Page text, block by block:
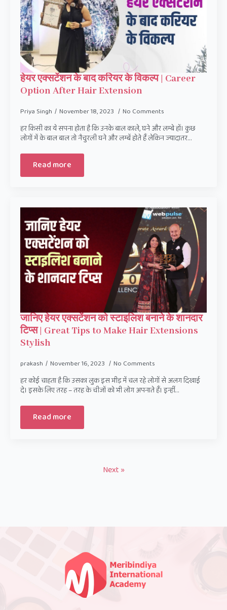
हेयर एक्सटेंशन के बाद करियर के विकल्प | Career
Option After Hair Extension
Priya Singh November 18, 2023 No Comments
हर किसी का ये सपना होता है कि उनके बाल काले, घने और लम्बे हों। कुछ
लोगों में के बाल बाल तो नैचुरली घने और लम्बें होते हैं लेकिन ज्यादातर…
Read more
जानिए हेयर एक्सटेंशन को स्टाइलिश बनाने के शानदार
टिप्स | Great Tips to Make Hair Extensions
Stylish
prakash November 16, 2023 No Comments
हर कोई चाहता है कि उसका लुक इस भीड़ में चल रहे लोगों से अलग दिखाई
दे। इसके लिए तरह – तरह के चीजों को भी लोग अपनाते हैं। इन्हीं…
Read more
Next »